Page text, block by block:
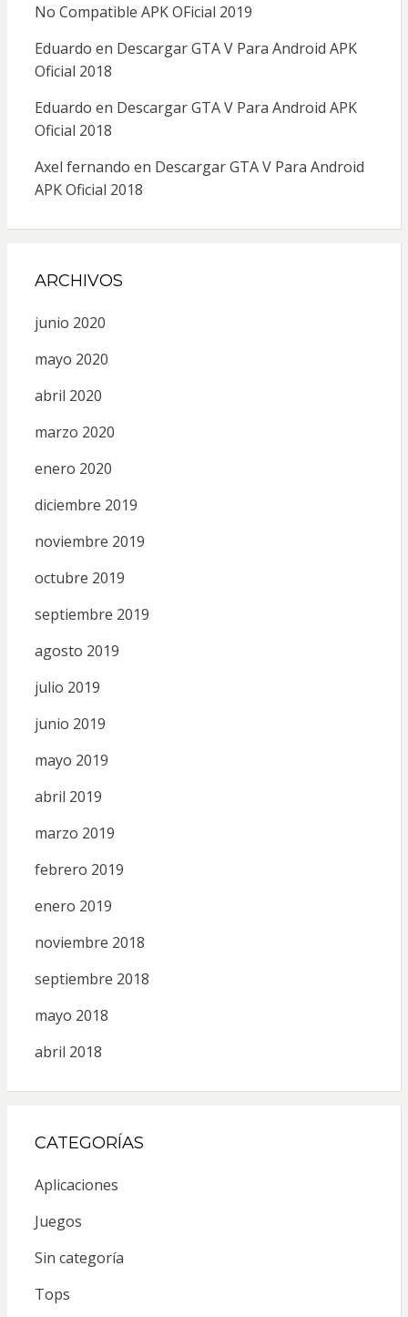
No Compatible APK OFicial 2019
Eduardo en Descargar GTA V Para Android APK
Oficial 2018
Eduardo en Descargar GTA V Para Android APK
Oficial 2018
Axel fernando en Descargar GTA V Para Android
APK Oficial 2018
ARCHIVOS
junio 2020
mayo 2020
abril 2020
marzo 2020
enero 2020
diciembre 2019
noviembre 2019
octubre 2019
septiembre 2019
agosto 2019
julio 2019
junio 2019
mayo 2019
abril 2019
marzo 2019
febrero 2019
enero 2019
noviembre 2018
septiembre 2018
mayo 2018
abril 2018
CATEGORÍAS
Aplicaciones
Juegos
Sin categoría
Tops